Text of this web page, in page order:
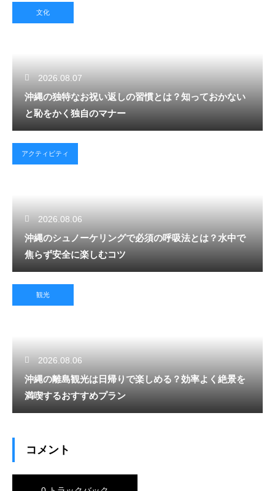
文化
2026.08.07
沖縄の独特なお祝い返しの習慣とは？知っておかない
と恥をかく独自のマナー
アクティビティ
2026.08.06
沖縄のシュノーケリングで必須の呼吸法とは？水中で
焦らず安全に楽しむコツ
観光
2026.08.06
沖縄の離島観光は日帰りで楽しめる？効率よく絶景を
満喫するおすすめプラン
コメント